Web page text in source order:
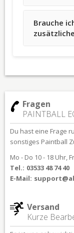
Brauche
Fragen
PAINTBALL
Du hast eine Frage
sonstiges Paintball
Mo - Do 10 - 18 Uhr,
Tel.: 03533 48 74 40
E-Mail:
Versand
Kurze